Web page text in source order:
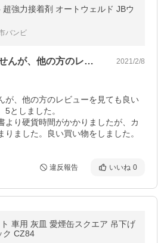
超強力接着剤 オートウェルド JBウ
バンビ
まだ使ってはいませんが、他の方のレビュ… 2021/2/8
が、他の方のレビューを見ても良い
としました。
より硬貨時間がかかりましたが、カ
りました。良い買い物をしました。
違反報告 いいね 0
車用 灰皿 愛煙缶スクエア 吊下げ
ク CZ84